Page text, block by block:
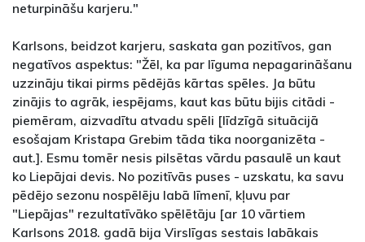
neturpināšu karjeru."
Karlsons, beidzot karjeru, saskata gan pozitīvos, gan
negatīvos aspektus: "Žēl, ka par līguma nepagarināšanu
uzzināju tikai pirms pēdējās kārtas spēles. Ja būtu
zinājis to agrāk, iespējams, kaut kas būtu bijis citādi -
piemēram, aizvadītu atvadu spēli [līdzīgā situācijā
esošajam Kristapa Grebim tāda tika noorganizēta -
aut.]. Esmu tomēr nesis pilsētas vārdu pasaulē un kaut
ko Liepājai devis. No pozitīvās puses - uzskatu, ka savu
pēdējo sezonu nospēlēju labā līmenī, kļuvu par
"Liepājas" rezultatīvāko spēlētāju [ar 10 vārtiem
Karlsons 2018. gadā bija Virslīgas sestais labākais